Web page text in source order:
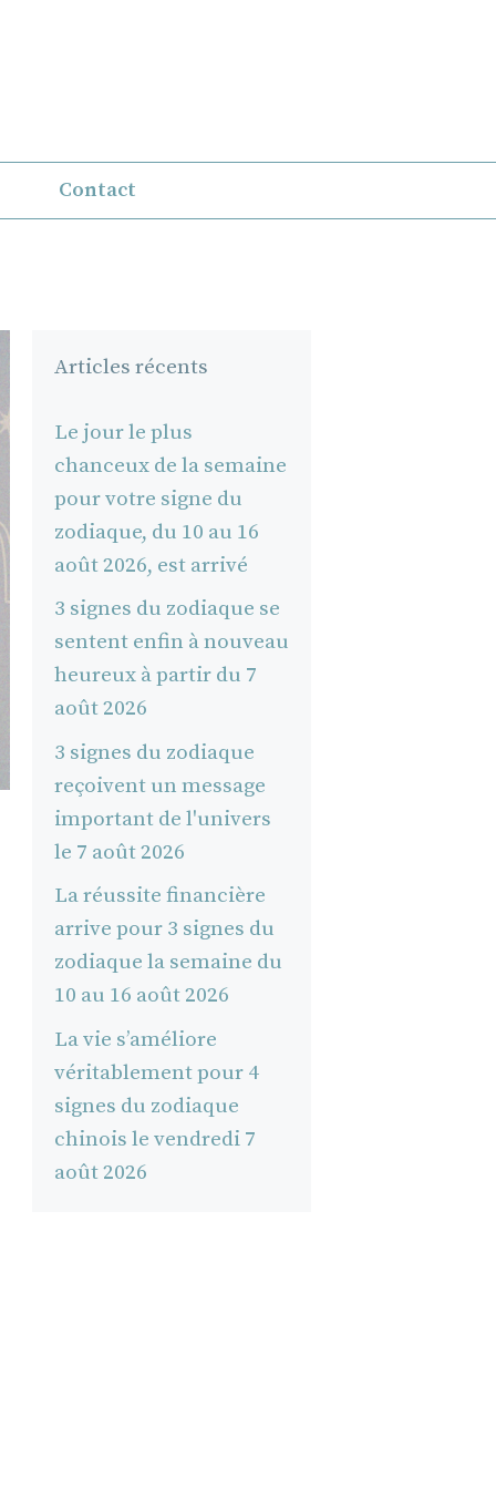
Contact
Articles récents
Le jour le plus
chanceux de la semaine
pour votre signe du
zodiaque, du 10 au 16
août 2026, est arrivé
3 signes du zodiaque se
sentent enfin à nouveau
heureux à partir du 7
août 2026
3 signes du zodiaque
reçoivent un message
important de l'univers
le 7 août 2026
La réussite financière
arrive pour 3 signes du
zodiaque la semaine du
10 au 16 août 2026
La vie s’améliore
véritablement pour 4
signes du zodiaque
chinois le vendredi 7
août 2026